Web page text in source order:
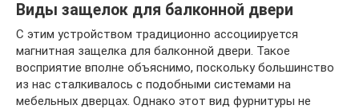
Виды защелок для балконной двери
С этим устройством традиционно ассоциируется
магнитная защелка для балконной двери. Такое
восприятие вполне объяснимо, поскольку большинство
из нас сталкивалось с подобными системами на
мебельных дверцах. Однако этот вид фурнитуры не